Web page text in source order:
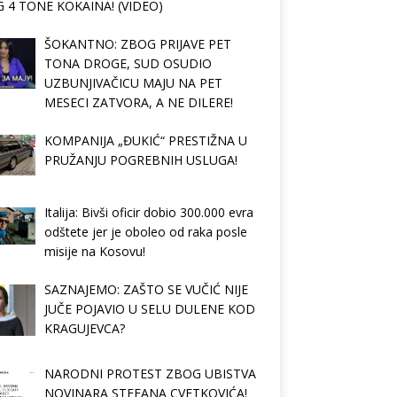
4 TONE KOKAINA! (VIDEO)
ŠOKANTNO: ZBOG PRIJAVE PET
TONA DROGE, SUD OSUDIO
UZBUNJIVAČICU MAJU NA PET
MESECI ZATVORA, A NE DILERE!
KOMPANIJA „ĐUKIĆ“ PRESTIŽNA U
PRUŽANJU POGREBNIH USLUGA!
Italija: Bivši oficir dobio 300.000 evra
odštete jer je oboleo od raka posle
misije na Kosovu!
SAZNAJEMO: ZAŠTO SE VUČIĆ NIJE
JUČE POJAVIO U SELU DULENE KOD
KRAGUJEVCA?
NARODNI PROTEST ZBOG UBISTVA
NOVINARA STEFANA CVETKOVIĆA!